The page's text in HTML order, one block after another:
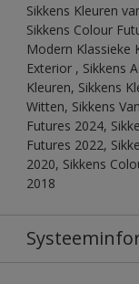
Sikkens Kleuren
Sikkens Colour
Modern Klassieke
Exterior , Sikkens
Kleuren, Sikkens
Witten, Sikkens
Futures 2024,
Futures 2022,
2020, Sikkens
2018